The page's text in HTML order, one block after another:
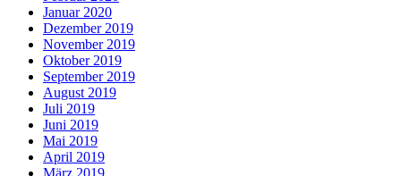
Januar 2020
Dezember 2019
November 2019
Oktober 2019
September 2019
August 2019
Juli 2019
Juni 2019
Mai 2019
April 2019
März 2019